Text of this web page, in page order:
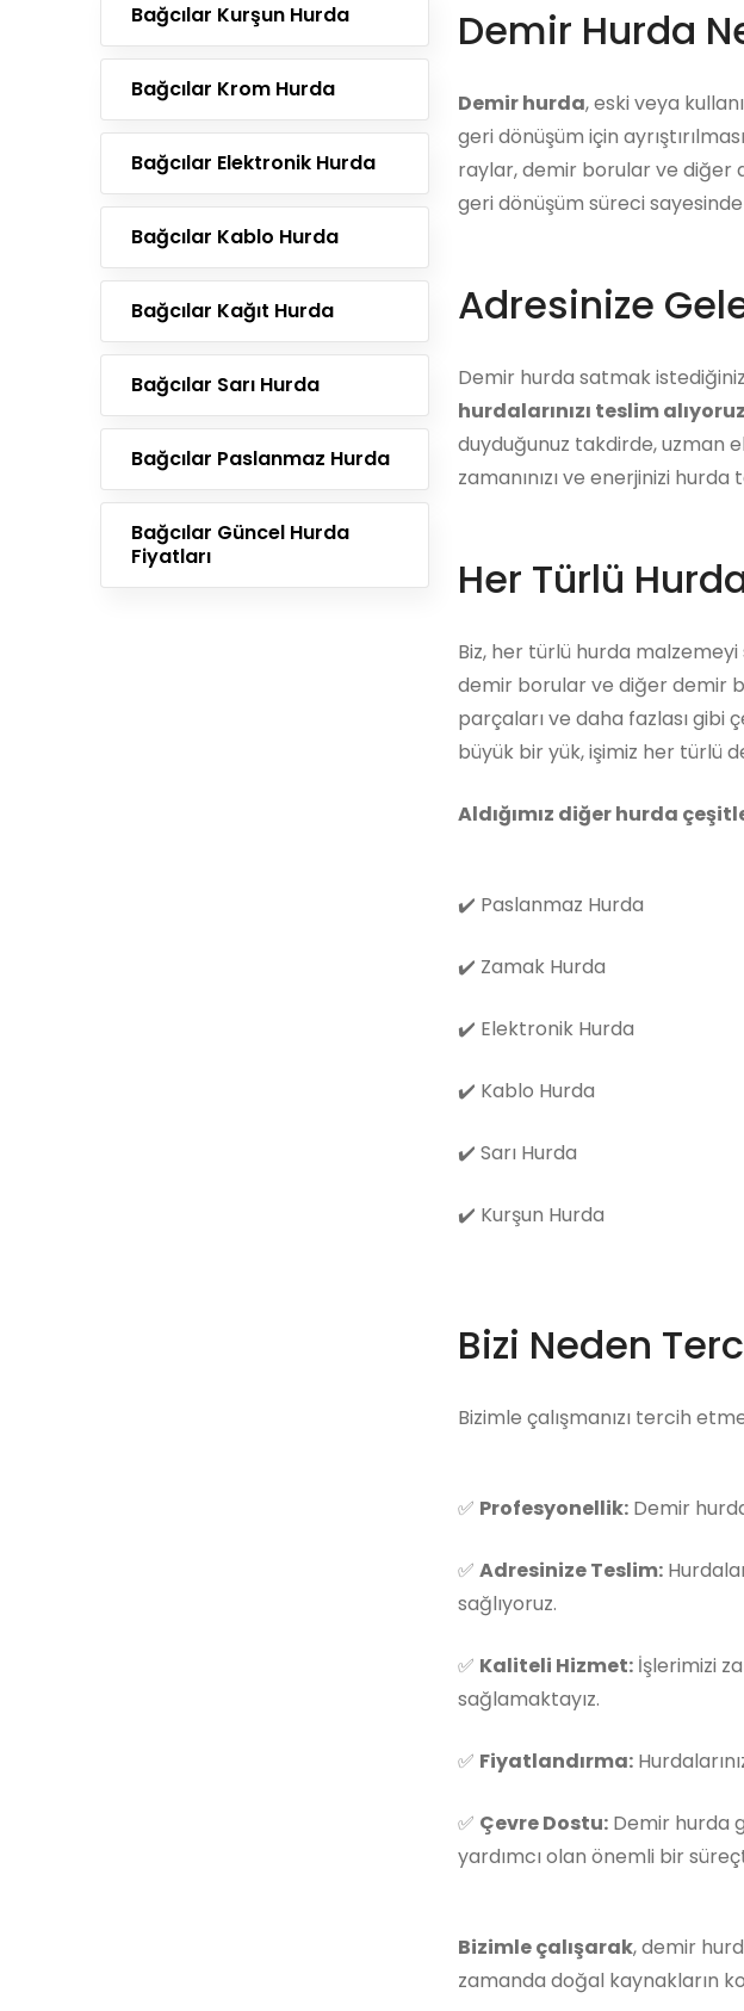
Bağcılar Kurşun Hurda
Bağcılar Krom Hurda
Bağcılar Elektronik Hurda
Bağcılar Kablo Hurda
Bağcılar Kağıt Hurda
Bağcılar Sarı Hurda
Bağcılar Paslanmaz Hurda
Bağcılar Güncel Hurda
Fiyatları
Demir Hurda
Demir hurda, eski veya
geri dönüşüm için
raylar, demir borular ve diğer
geri dönüşüm süreci
Adresinize
Demir hurda satmak
hurdalarınızı teslim alıyoruz
duyduğunuz takdirde, uzman
zamanınızı ve enerjinizi
Her Türlü
Biz, her türlü hurda
demir borular ve diğer demir
parçaları ve daha fazlası gibi
büyük bir yük, işimiz her türlü
Aldığımız diğer hurda
✔️ Paslanmaz Hurda
✔️ Zamak Hurda
✔️ Elektronik Hurda
✔️ Kablo Hurda
✔️ Sarı Hurda
✔️ Kurşun Hurda
Bizi Neden
Bizimle çalışmanızı tercih
✅ Profesyonellik: Demir
✅ Adresinize Teslim:
sağlıyoruz.
✅ Kaliteli Hizmet: İşlerimizi
sağlamaktayız.
✅ Fiyatlandırma:
✅ Çevre Dostu: Demir hurda
yardımcı olan önemli bir
Bizimle çalışarak, demir
zamanda doğal kaynakların